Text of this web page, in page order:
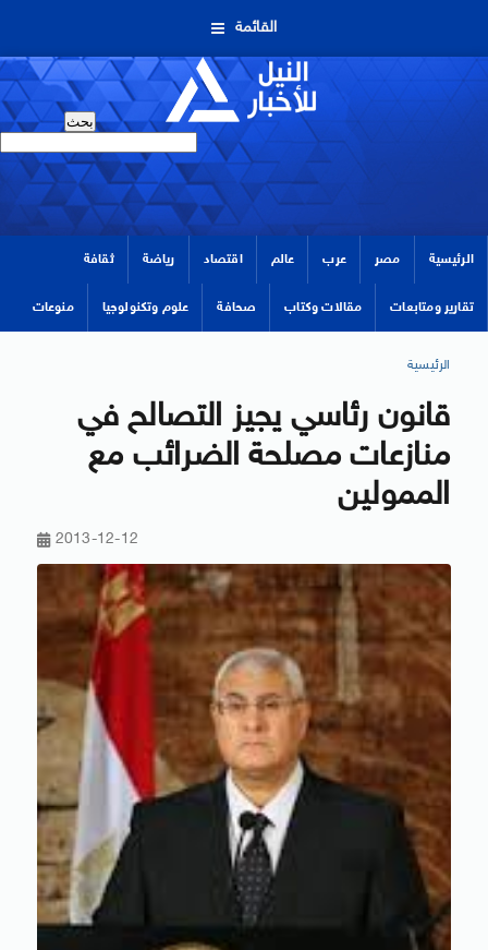
القائمة
الرئيسية مصر عرب عالم اقتصاد رياضة ثقافة
تقارير ومتابعات مقالات وكتاب صحافة علوم وتكنولوجيا منوعات
الرئيسية
قانون رئاسي يجيز التصالح في
منازعات مصلحة الضرائب مع
الممولين
2013-12-12